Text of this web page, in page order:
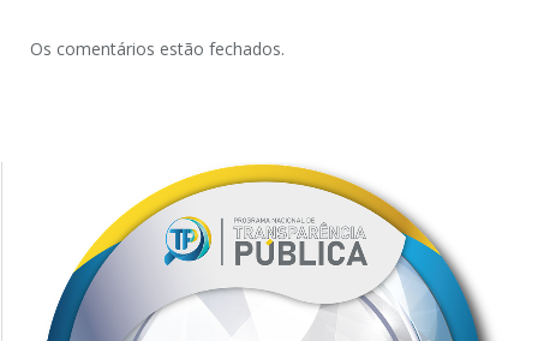
Os comentários estão fechados.